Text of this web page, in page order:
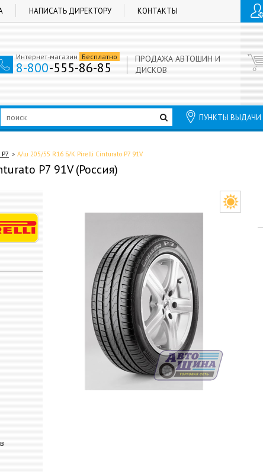
НАПИСАТЬ ДИРЕКТОРУ КОНТАКТЫ
Интернет-магазин Бесплатно
8-800-555-86-85
ПРОДАЖА АВТОШИН И
ДИСКОВ
ПУНКТЫ ВЫДАЧИ
А/ш 205/55 R16 Б/К Pirelli Cinturato P7 91V
P7 91V (Россия)